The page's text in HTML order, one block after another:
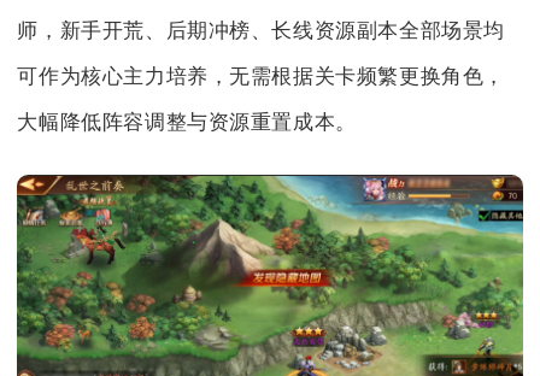
师，新手开荒、后期冲榜、长线资源副本全部场景均
可作为核心主力培养，无需根据关卡频繁更换角色，
大幅降低阵容调整与资源重置成本。